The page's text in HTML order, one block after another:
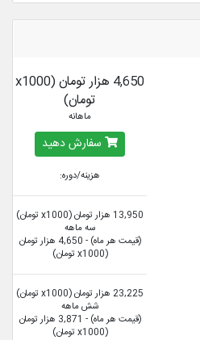
4,650 هزار تومان (x1000
تومان)
ماهانه
سفارش دهید
هزینه/دوره:
13,950 هزار تومان (x1000 تومان)
سه ماهه
(قیمت هر ماه) - 4,650 هزار تومان
(x1000 تومان)
23,225 هزار تومان (x1000 تومان)
شش ماهه
(قیمت هر ماه) - 3,871 هزار تومان
(x1000 تومان)